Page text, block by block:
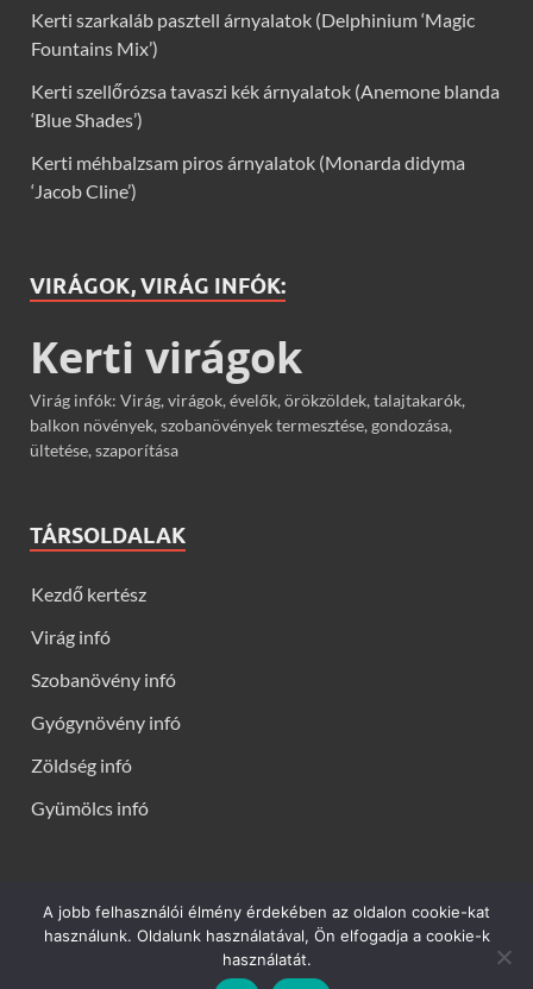
Kerti szarkaláb pasztell árnyalatok (Delphinium ‘Magic
Fountains Mix’)
Kerti szellőrózsa tavaszi kék árnyalatok (Anemone blanda
‘Blue Shades’)
Kerti méhbalzsam piros árnyalatok (Monarda didyma
‘Jacob Cline’)
VIRÁGOK, VIRÁG INFÓK:
Kerti virágok
Virág infók: Virág, virágok, évelők, örökzöldek, talajtakarók,
balkon növények, szobanövények termesztése, gondozása,
ültetése, szaporítása
TÁRSOLDALAK
Kezdő kertész
Virág infó
Szobanövény infó
Gyógynövény infó
Zöldség infó
Gyümölcs infó
Kerti virágok - Virág infók: Virág, virágok, évelők, örökzöldek,
talajtakarók, balkon növények, szobanövények termesztése,
gondozása, ültetése, szaporítása
A jobb felhasználói élmény érdekében az oldalon cookie-kat
használunk. Oldalunk használatával, Ön elfogadja a cookie-k
használatát.